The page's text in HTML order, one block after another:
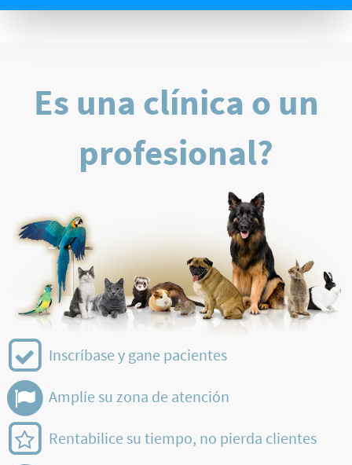
Es una clínica o un
profesional?
Inscríbase y gane pacientes
Amplíe su zona de atención
Rentabilice su tiempo, no pierda clientes